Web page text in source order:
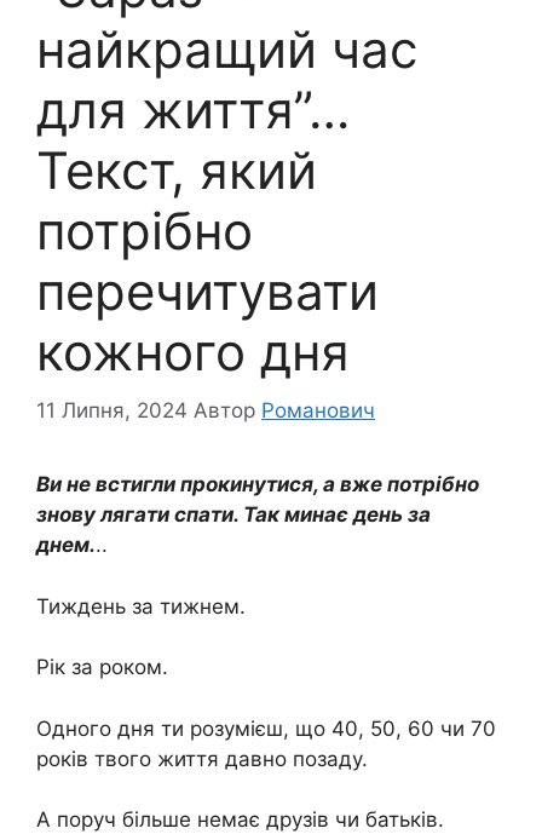
найкращий час
для життя”…
Текст, який
потрібно
перечитувати
кожного дня
11 Липня, 2024 Автор Романович
Ви не встигли прокинутися, а вже потрібно
знову лягати спати. Так минає день за
днем...
Тиждень за тижнем.
Рік за роком.
Одного дня ти розумієш, що 40, 50, 60 чи 70
років твого життя давно позаду.
А поруч більше немає друзів чи батьків.